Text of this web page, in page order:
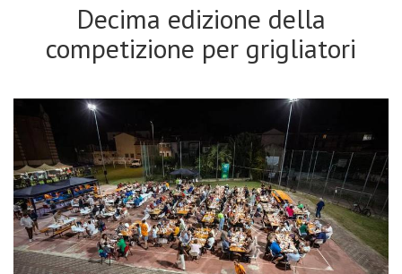
Decima edizione della
competizione per grigliatori